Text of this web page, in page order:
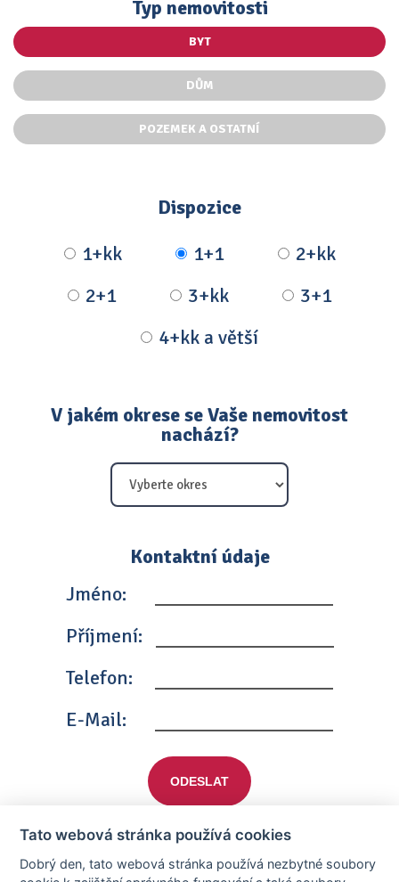
Typ nemovitosti
BYT
DŮM
POZEMEK A OSTATNÍ
Dispozice
1+kk
1+1
2+kk
2+1
3+kk
3+1
4+kk a větší
V jakém okrese se Vaše nemovitost
nachází?
Kontaktní údaje
Jméno:
Příjmení:
Telefon:
E-Mail:
ODESLAT
Tato webová stránka používá cookies
Dobrý den, tato webová stránka používá nezbytné soubory